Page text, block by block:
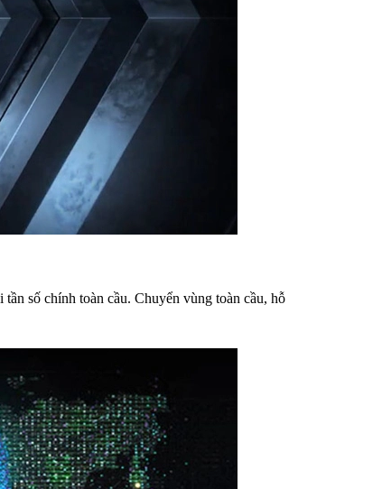
số chính toàn cầu. Chuyển vùng toàn cầu, hỗ